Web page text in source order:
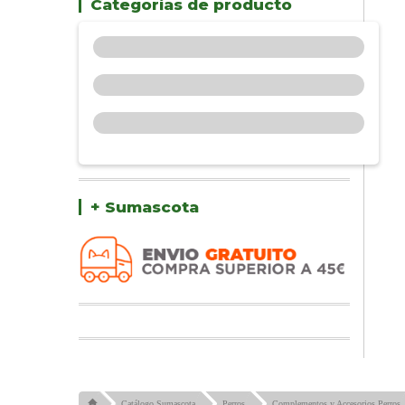
Categorías de producto
+ Sumascota